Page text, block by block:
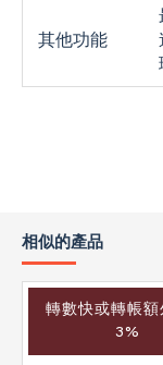
其他功能
相似的產品
轉數快或轉帳額
3%